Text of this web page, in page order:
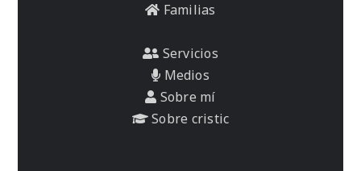
Familias
Servicios
Medios
Sobre mí
Sobre cristic